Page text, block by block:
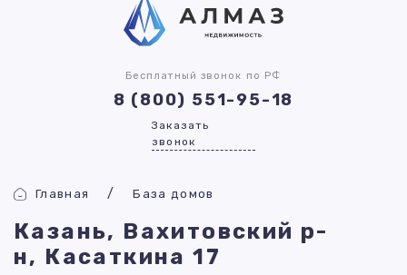
Бесплатный звонок по РФ
8 (800) 551-95-18
Заказать
звонок
Главная База домов
Казань, Вахитовский р-
н, Касаткина 17